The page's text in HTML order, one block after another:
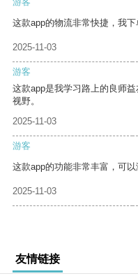
这款app的物流非常快捷，我下
2025-11-03
游客
这款app是我学习路上的良师
视野。
2025-11-03
游客
这款app的功能非常丰富，可以
2025-11-03
友情链接